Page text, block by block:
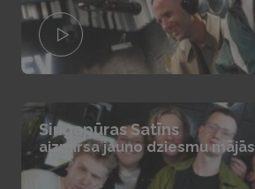
Singapūras Satīns
aizmirsa jauno dziesmu mājās